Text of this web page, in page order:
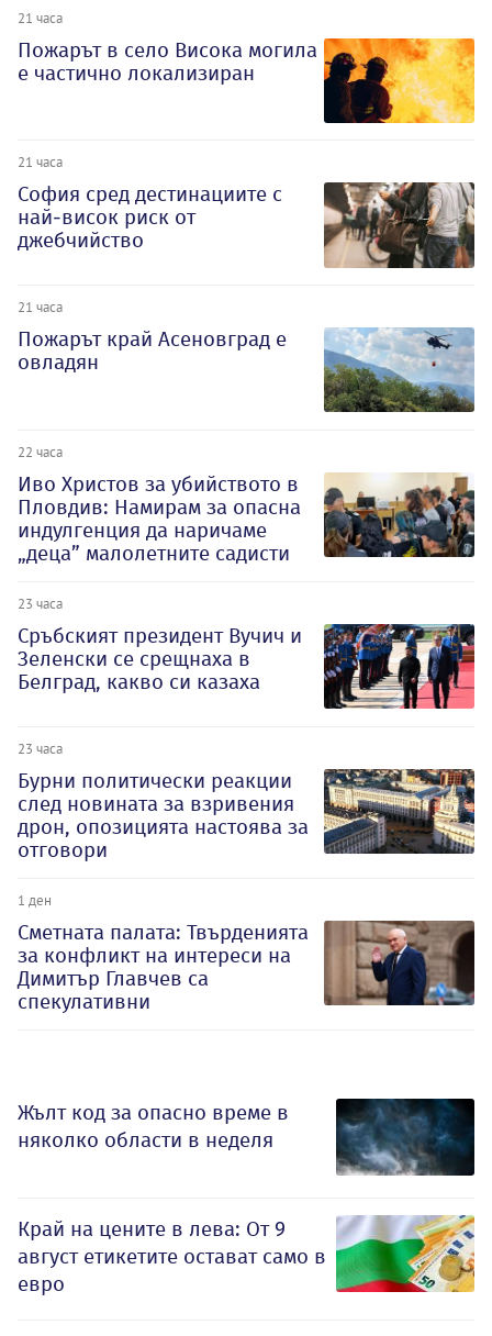
21 часа
Пожарът в село Висока могила
е частично локализиран
21 часа
София сред дестинациите с
най-висок риск от
джебчийство
21 часа
Пожарът край Асеновград е
овладян
22 часа
Иво Христов за убийството в
Пловдив: Намирам за опасна
индулгенция да наричаме
„деца” малолетните садисти
23 часа
Сръбският президент Вучич и
Зеленски се срещнаха в
Белград, какво си казаха
23 часа
Бурни политически реакции
след новината за взривения
дрон, опозицията настоява за
отговори
1 ден
Сметната палата: Твърденията
за конфликт на интереси на
Димитър Главчев са
спекулативни
Жълт код за опасно време в
няколко области в неделя
Край на цените в лева: От 9
август етикетите остават само в
евро